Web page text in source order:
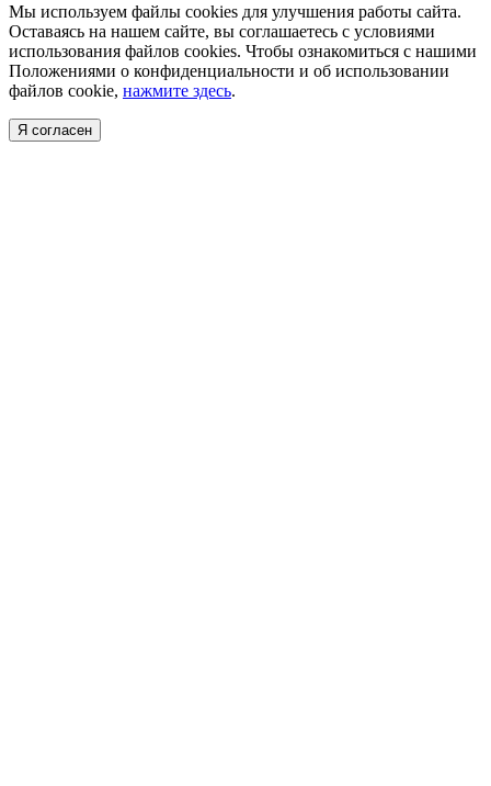
Мы используем файлы cookies для улучшения работы сайта.
Оставаясь на нашем сайте, вы соглашаетесь с условиями
использования файлов cookies. Чтобы ознакомиться с нашими
Положениями о конфиденциальности и об использовании
файлов cookie, нажмите здесь.
Я согласен